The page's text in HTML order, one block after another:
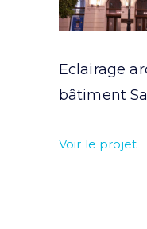
Eclairage
bâtiment
Voir le projet